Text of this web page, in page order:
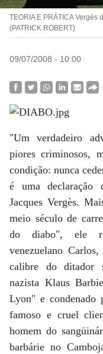
TEORIA E PRÁTICA
(PATRICK ROBERT)
09/07/2008 - 10:00
"Um verdadeiro
piores criminosos,
condição: nunca
é uma declaração
Jacques Vergès.
meio século de
do diabo", ele
venezuelano
calibre do ditador
nazista Klaus
Lyon" e condenado
famoso e cruel
homem do
barbárie no